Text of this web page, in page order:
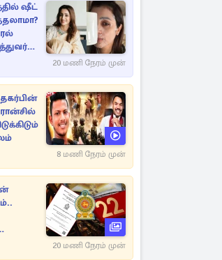
ஷீட்
20 மணி நேரம் முன்
8 மணி நேரம் முன்
20 மணி நேரம் முன்